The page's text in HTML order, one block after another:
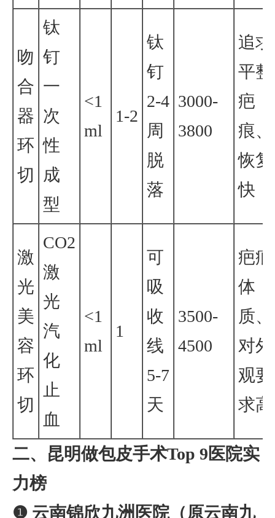
吻
合
器
环
切
钛
钉
一
次
性
成
型
<1
ml
1-2
钛
钉
2-4
周
脱
落
3000-
3800
追求
平整
疤
痕、
恢复
快
激
光
美
容
环
切
CO2
激
光
汽
化
止
血
<1
ml
1
可
吸
收
线
5-7
天
3500-
4500
疤痕
体
质、
对外
观要
求高
二、昆明做包皮手术Top 9医院实
力榜
❶ 云南锦欣九洲医院（原云南九